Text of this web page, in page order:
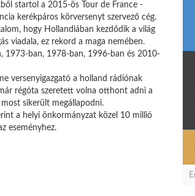
startol a 2015-ös Tour de France -
kerékpáros körversenyt szervező cég.
hogy Hollandiában kezdődik a világ
viadala, ez rekord a maga nemében.
1973-ban, 1978-ban, 1996-ban és 2010-
versenyigazgató a holland rádiónak
régóta szeretett volna otthont adni a
most sikerült megállapodni.
a helyi önkormányzat közel 10 millió
eseményhez.